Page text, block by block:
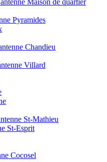
Pyramides
Chandieu
Villard
St-Mathieu
St-Esprit
Cocosel